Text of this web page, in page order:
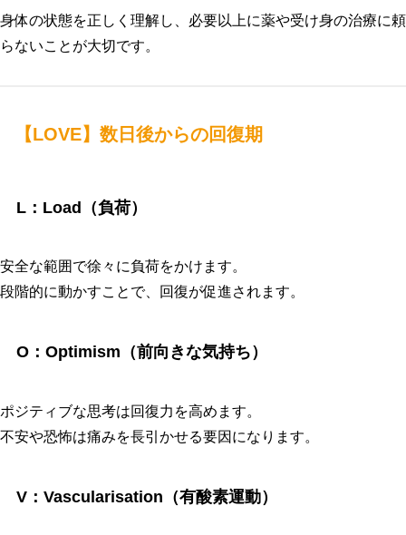
身体の状態を正しく理解し、必要以上に薬や受け身の治療に頼
らないことが大切です。
【LOVE】数日後からの回復期
L：Load（負荷）
安全な範囲で徐々に負荷をかけます。
段階的に動かすことで、回復が促進されます。
O：Optimism（前向きな気持ち）
ポジティブな思考は回復力を高めます。
不安や恐怖は痛みを長引かせる要因になります。
V：Vascularisation（有酸素運動）